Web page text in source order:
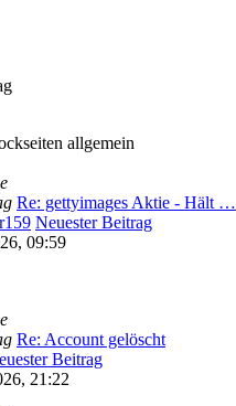
allgemein
Re: gettyimages Aktie - Hält …
Neuester Beitrag
09:59
Re: Account gelöscht
Beitrag
21:22